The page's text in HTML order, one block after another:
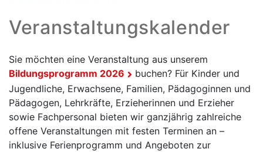
Veranstaltungskalender
Sie möchten eine Veranstaltung aus unserem
Bildungsprogramm 2026
buchen? Für Kinder und
Jugendliche, Erwachsene, Familien, Pädagoginnen und
Pädagogen, Lehrkräfte, Erzieherinnen und Erzieher
sowie Fachpersonal bieten wir ganzjährig zahlreiche
offene Veranstaltungen mit festen Terminen an –
inklusive Ferienprogramm und Angeboten zur